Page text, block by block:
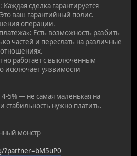
сделка гарантируется
ваш гарантийный полис.
операции.
Есть возможность разбить
частей и переслать на различные
работает с выключенным
исключает уязвимости
5% — не самая маленькая на
стабильность нужно платить.
монстр